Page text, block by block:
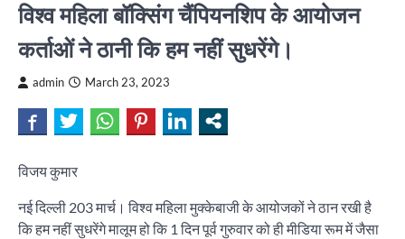
विश्व महिला बॉक्सिंग चैंपियनशिप के आयोजन
कर्ताओं ने ठानी कि हम नहीं सुधरेंगे।
admin March 23, 2023
विजय कुमार
नई दिल्ली 203 मार्च। विश्व महिला मुक्केबाजी के आयोजकों ने ठान रखी है
कि हम नहीं सुधरेंगे मालूम हो कि 1 दिन पूर्व गुरुवार को ही मीडिया रूम में जैसा